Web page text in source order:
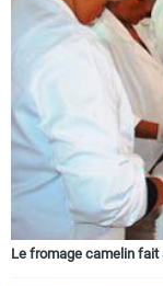
Le fromage camelin fait